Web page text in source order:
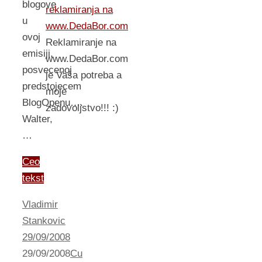
blogove
u
ovoj
emisiji,
posvecenoj
predstojecem
BlogOpenu….
Walter,
…
Ceo
tekst
Vladimir
Stankovic
29/09/2008
29/09/2008Cu
reklamiranja na
www.DedaBor.com
Reklamiranje na
www.DedaBor.com
je Vaša potreba a
moje
zadovoljstvo!!! :)